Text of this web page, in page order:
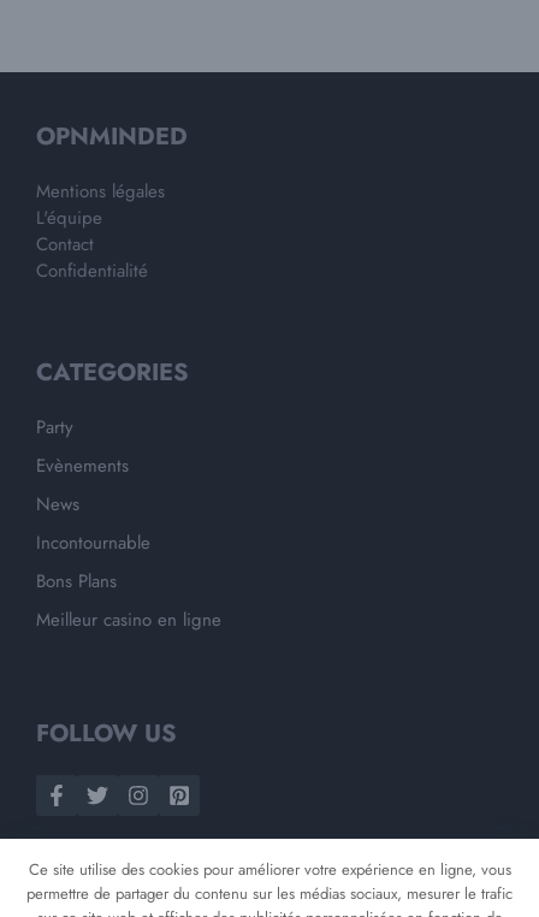
OPNMINDED
Mentions légales
L'équipe
Contact
Confidentialité
CATEGORIES
Party
Evènements
News
Incontournable
Bons Plans
Meilleur casino en ligne
FOLLOW US
Ce site utilise des cookies pour améliorer votre expérience en ligne, vous
permettre de partager du contenu sur les médias sociaux, mesurer le trafic